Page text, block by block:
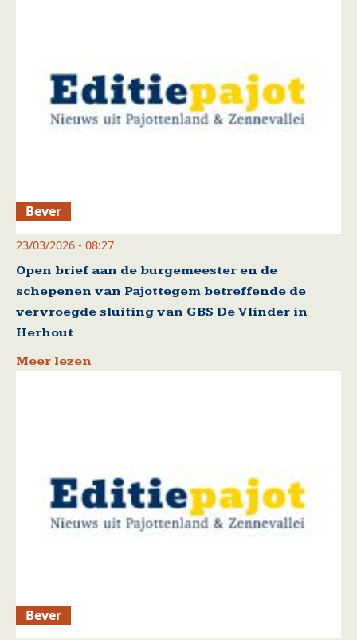
Bever
23/03/2026 - 08:27
Open brief aan de burgemeester en de
schepenen van Pajottegem betreffende de
vervroegde sluiting van GBS De Vlinder in
Herhout
Meer lezen
Bever